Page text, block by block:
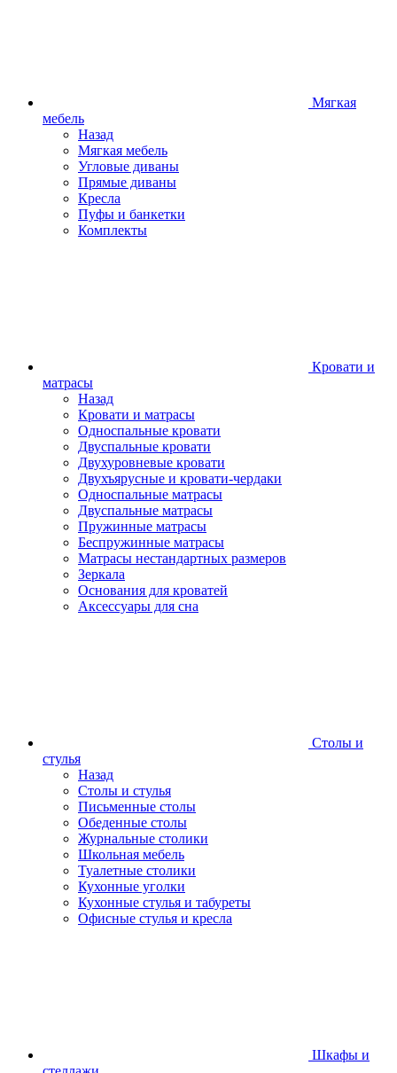
Мягкая
мебель
Назад
Мягкая мебель
Угловые диваны
Прямые диваны
Кресла
Пуфы и банкетки
Комплекты
Кровати и
матрасы
Назад
Кровати и матрасы
Односпальные кровати
Двуспальные кровати
Двухуровневые кровати
Двухъярусные и кровати-чердаки
Односпальные матрасы
Двуспальные матрасы
Пружинные матрасы
Беспружинные матрасы
Матрасы нестандартных размеров
Зеркала
Основания для кроватей
Аксессуары для сна
Столы и
стулья
Назад
Столы и стулья
Письменные столы
Обеденные столы
Журнальные столики
Школьная мебель
Туалетные столики
Кухонные уголки
Кухонные стулья и табуреты
Офисные стулья и кресла
Шкафы и